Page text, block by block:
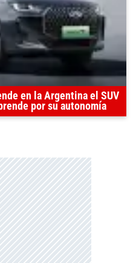
en la Argentina el SUV
por su autonomía